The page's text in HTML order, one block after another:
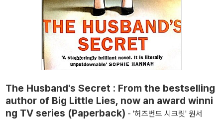
The Husband's Secret : From the bestselling
author of Big Little Lies, now an award winni
ng TV series (Paperback) - '허즈번드 시크릿' 원서